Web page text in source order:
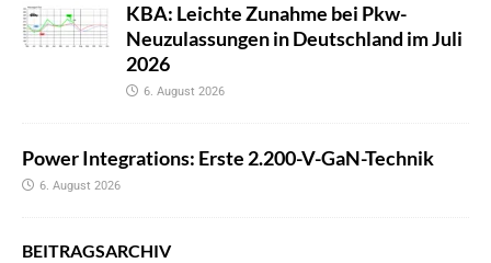
KBA: Leichte Zunahme bei Pkw-
Neuzulassungen in Deutschland im Juli
2026
6. August 2026
Power Integrations: Erste 2.200-V-GaN-Technik
6. August 2026
BEITRAGSARCHIV